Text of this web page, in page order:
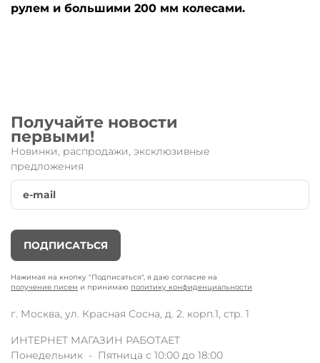
рулем и большими 200 мм колесами.
Получайте новости
первыми!
Новинки, распродажи, эксклюзивные
предложения
ПОДПИСАТЬСЯ
Нажимая на кнопку "Подписаться", я даю согласие на
получение писем и принимаю политику конфиденциальности
г. Москва, ул. Красная Сосна, д. 2. корп.1, стр. 1
ИНТЕРНЕТ МАГАЗИН РАБОТАЕТ
Понедельник - Пятница с 10:00 до 18:00